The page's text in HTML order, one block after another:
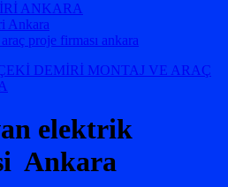
ANKARA
Ankara
proje firması ankara
elektrik
Ankara